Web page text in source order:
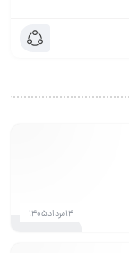
14مرداد1405